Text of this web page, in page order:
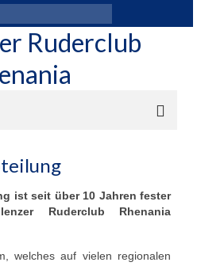
ist seit über 10 Jahren fester
Ruderclub Rhenania
welches auf vielen regionalen